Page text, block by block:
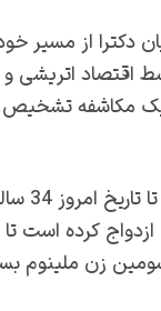
اقتصاد اتریشی و
یک مکاشفه
کرده است
سومین زن ملینوم